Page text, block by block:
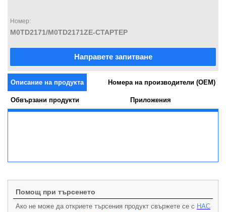
Номер:
M0TD2171/M0TD2171ZE-СТАРТЕР
Направете запитване
Описание на продукта Номера на производители (OEM)
Обвързани продукти Приложения
Помощ при търсенето
Ако не може да откриете търсения продукт свържете се с НАС